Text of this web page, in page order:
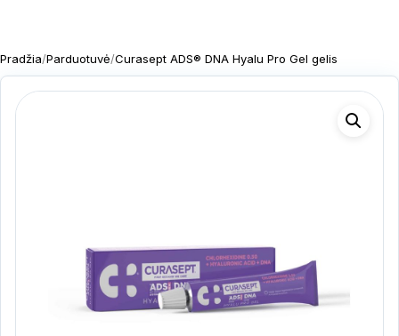
Pradžia/Parduotuvė/Curasept ADS® DNA Hyalu Pro Gel gelis